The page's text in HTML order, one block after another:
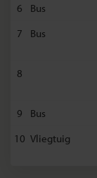
6 Bus
7
Bus
8
9 Bus
10 Vliegtuig